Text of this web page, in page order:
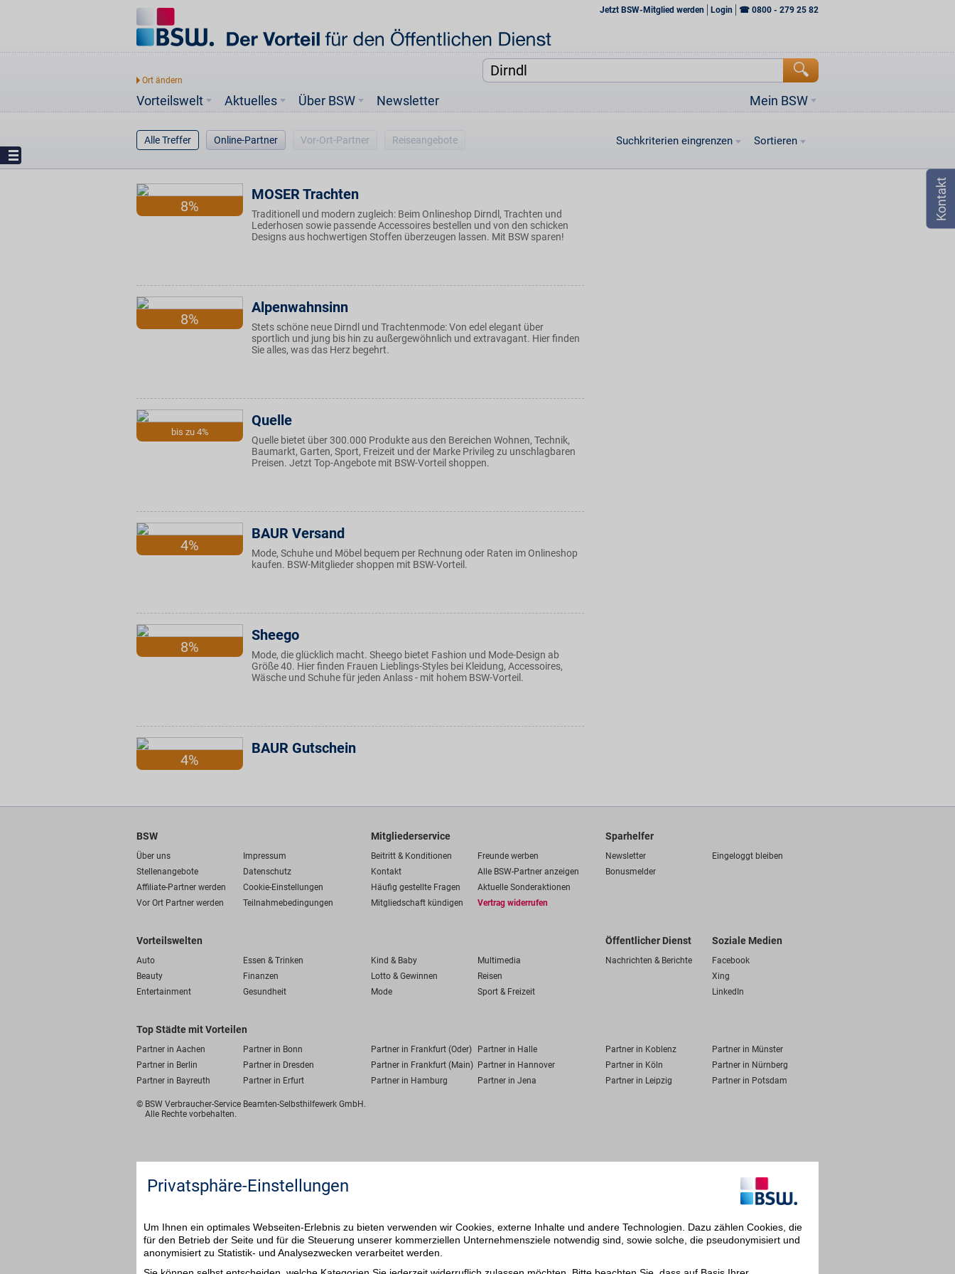
Jetzt BSW-Mitglied werden Login ☎ 0800 - 279 25 82
Vorteilswelt Mein BSW
Aktuelles Über BSW Newsletter
Alle Treffer Online-Partner Vor-Ort-Partner Reiseangebote Suchkriterien eingrenzen Sortieren
8%
MOSER Trachten
Traditionell und modern zugleich: Beim Onlineshop Dirndl, Trachten und
Lederhosen sowie passende Accessoires bestellen und von den schicken
Designs aus hochwertigen Stoffen überzeugen lassen. Mit BSW sparen!
8%
Alpenwahnsinn
Stets schöne neue Dirndl und Trachtenmode: Von edel elegant über
sportlich und jung bis hin zu außergewöhnlich und extravagant. Hier finden
Sie alles, was das Herz begehrt.
bis zu 4%
Quelle
Quelle bietet über 300.000 Produkte aus den Bereichen Wohnen, Technik,
Baumarkt, Garten, Sport, Freizeit und der Marke Privileg zu unschlagbaren
Preisen. Jetzt Top-Angebote mit BSW-Vorteil shoppen.
4%
BAUR Versand
Mode, Schuhe und Möbel bequem per Rechnung oder Raten im Onlineshop
kaufen. BSW-Mitglieder shoppen mit BSW-Vorteil.
8%
Sheego
Mode, die glücklich macht. Sheego bietet Fashion und Mode-Design ab
Größe 40. Hier finden Frauen Lieblings-Styles bei Kleidung, Accessoires,
Wäsche und Schuhe für jeden Anlass - mit hohem BSW-Vorteil.
4%
BAUR Gutschein
BSW
Über uns
Impressum
Stellenangebote
Datenschutz
Affiliate-Partner werden
Cookie-Einstellungen
Vor Ort Partner werden
Teilnahmebedingungen
Mitgliederservice
Beitritt & Konditionen
Freunde werben
Kontakt
Alle BSW-Partner anzeigen
Häufig gestellte Fragen
Aktuelle Sonderaktionen
Mitgliedschaft kündigen
Vertrag widerrufen
Sparhelfer
Newsletter
Eingeloggt bleiben
Bonusmelder
Vorteilswelten
Auto Essen & Trinken Kind & Baby
Multimedia
Beauty
Finanzen Lotto & Gewinnen
Reisen
Entertainment
Gesundheit Mode Sport & Freizeit
Öffentlicher Dienst
Nachrichten & Berichte
Soziale Medien
Facebook
Xing
LinkedIn
Top Städte mit Vorteilen
Partner in Aachen Partner in Bonn Partner in Frankfurt (Oder) Partner in Halle Partner in Koblenz
Partner in Münster
Partner in Berlin
Partner in Dresden Partner in Frankfurt (Main) Partner in Hannover Partner in Köln
Partner in Nürnberg
Partner in Bayreuth
Partner in Erfurt Partner in Hamburg Partner in Jena Partner in Leipzig Partner in Potsdam
© BSW Verbraucher-Service Beamten-Selbsthilfewerk GmbH.
Alle Rechte vorbehalten.
Privatsphäre-Einstellungen
Um Ihnen ein optimales Webseiten-Erlebnis zu bieten verwenden wir Cookies, externe Inhalte und andere Technologien. Dazu zählen Cookies, die
für den Betrieb der Seite und für die Steuerung unserer kommerziellen Unternehmensziele notwendig sind, sowie solche, die pseudonymisiert und
anonymisiert zu Statistik- und Analysezwecken verarbeitet werden.